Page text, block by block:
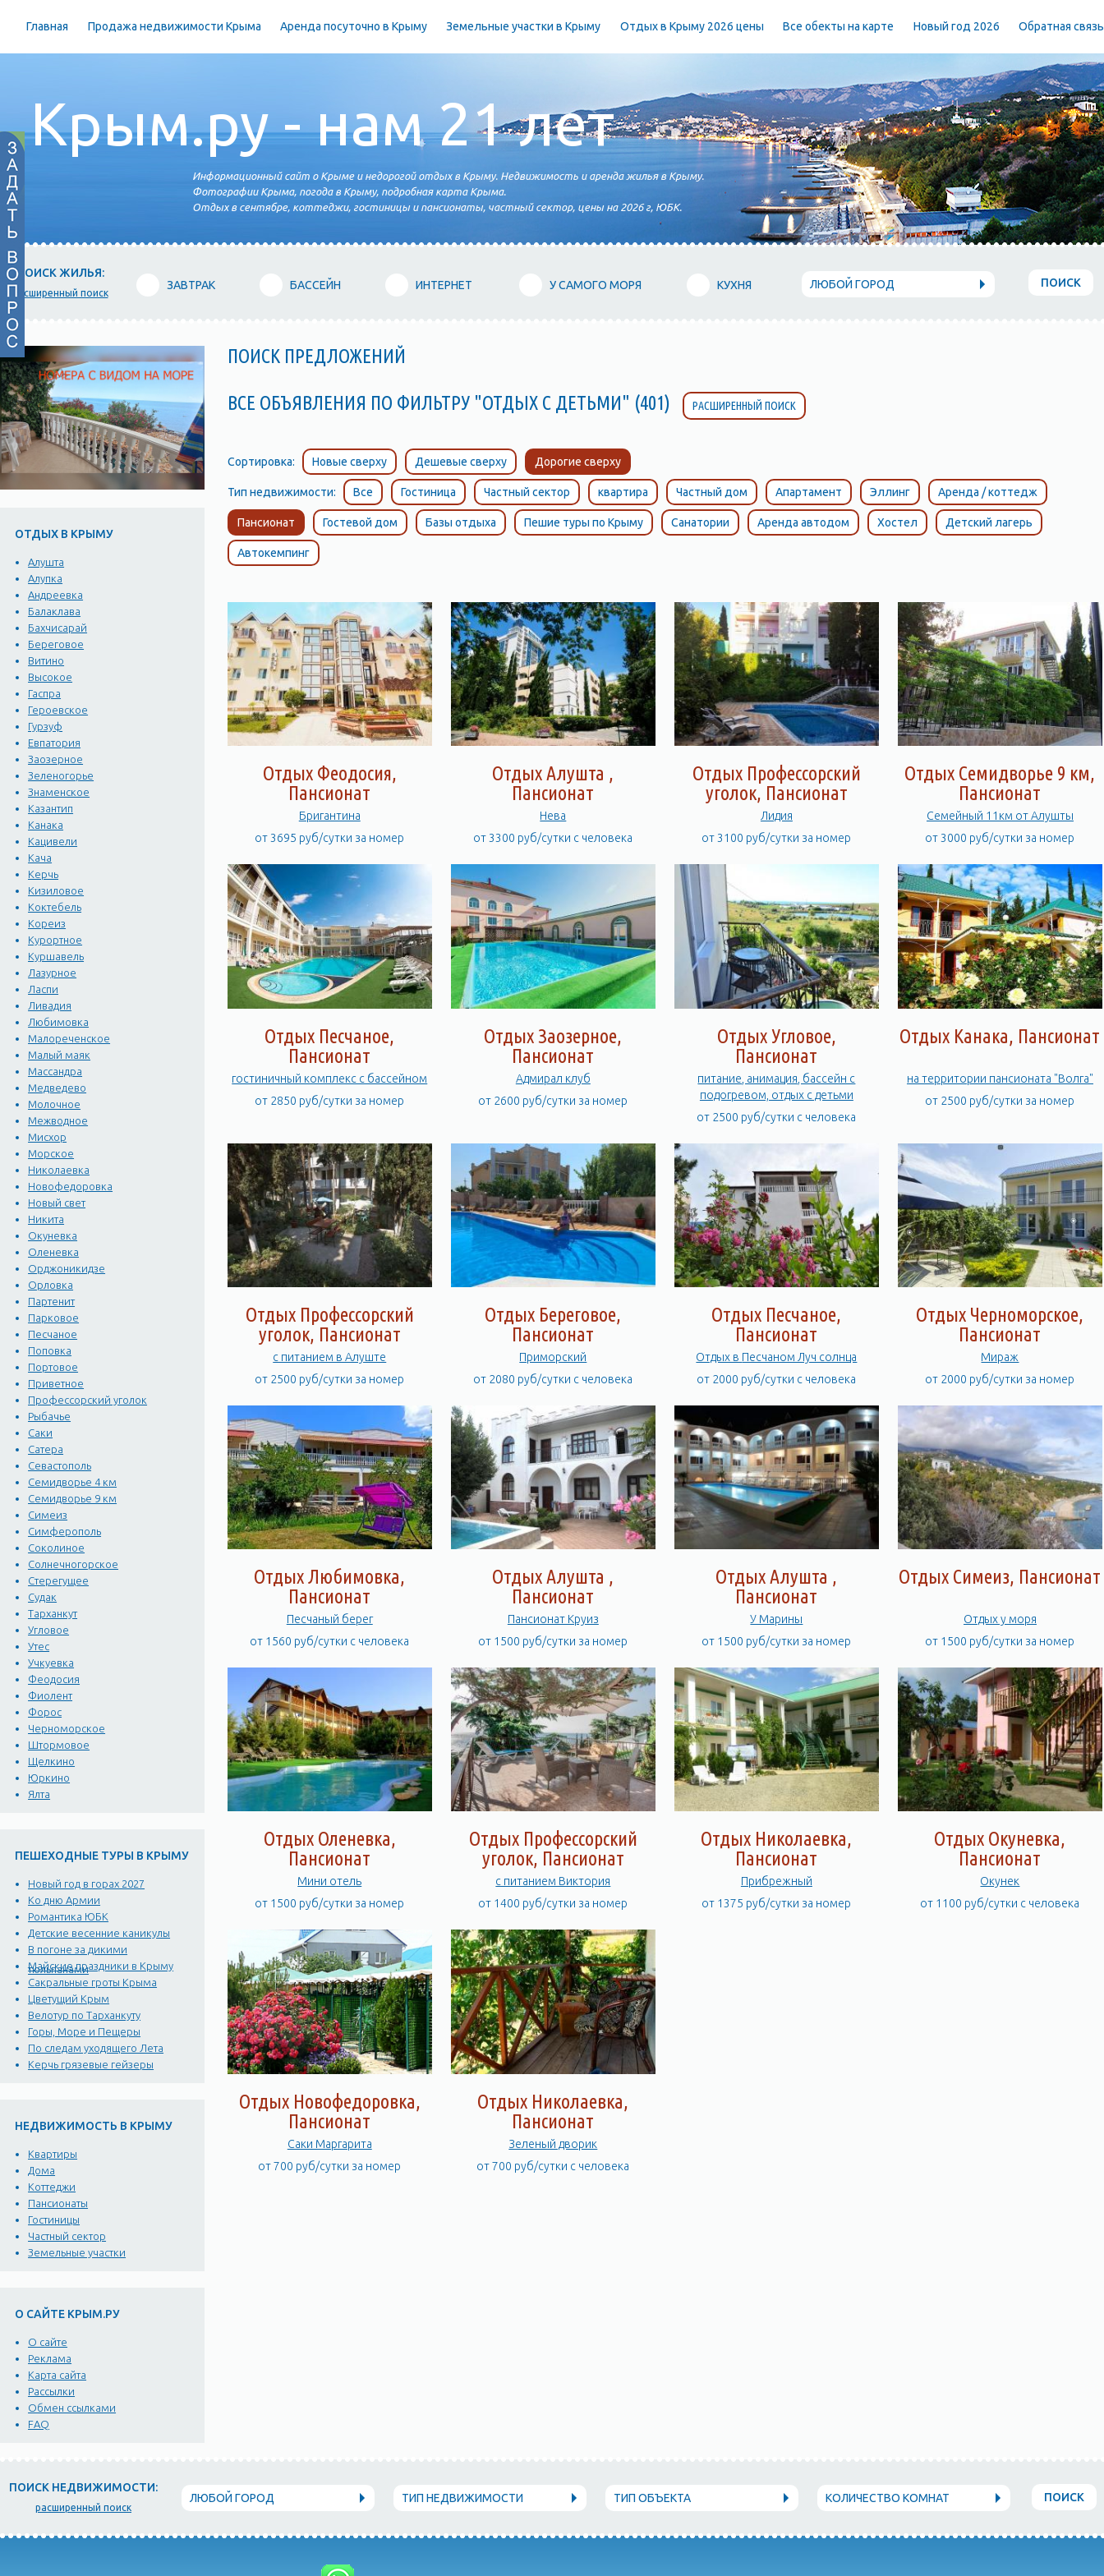
Главная Продажа недвижимости Крыма Аренда посуточно в Крыму Земельные участки в Крыму Отдых в Крыму 2026 цены Все обекты на карте Новый год 2026 Обратная связь
Крым.ру - нам 21 лет
Информационный сайт о Крыме и недорогой отдых в Крыму. Недвижимость и аренда жилья в Крыму.
Фотографии Крыма, погода в Крыму, подробная карта Крыма.
Отдых в сентябре, коттеджи, гостиницы и пансионаты, частный сектор, цены на 2026 г, ЮБК.
ПОИСК ЖИЛЬЯ:
расширенный поиск
ЗАВТРАК БАССЕЙН ИНТЕРНЕТ У САМОГО МОРЯ КУХНЯ ЛЮБОЙ ГОРОД ПОИСК
ОТДЫХ В КРЫМУ
Алушта
Алупка
Андреевка
Балаклава
Бахчисарай
Береговое
Витино
Высокое
Гаспра
Героевское
Гурзуф
Евпатория
Заозерное
Зеленогорье
Знаменское
Казантип
Канака
Кацивели
Кача
Керчь
Кизиловое
Коктебель
Кореиз
Курортное
Куршавель
Лазурное
Ласпи
Ливадия
Любимовка
Малореченское
Малый маяк
Массандра
Медведево
Молочное
Межводное
Мисхор
Морское
Николаевка
Новофедоровка
Новый свет
Никита
Окуневка
Оленевка
Орджоникидзе
Орловка
Партенит
Парковое
Песчаное
Поповка
Портовое
Приветное
Профессорский уголок
Рыбачье
Саки
Сатера
Севастополь
Семидворье 4 км
Семидворье 9 км
Симеиз
Симферополь
Соколиное
Солнечногорское
Стерегущее
Судак
Тарханкут
Угловое
Утес
Учкуевка
Феодосия
Фиолент
Форос
Черноморское
Штормовое
Щелкино
Юркино
Ялта
ПЕШЕХОДНЫЕ ТУРЫ В КРЫМУ
Новый год в горах 2027
Ко дню Армии
Романтика ЮБК
Детские весенние каникулы
В погоне за дикими
тюльпанами
Майские праздники в Крыму
Сакральные гроты Крыма
Цветущий Крым
Велотур по Тарханкуту
Горы, Море и Пещеры
По следам уходящего Лета
Керчь грязевые гейзеры
НЕДВИЖИМОСТЬ В КРЫМУ
Квартиры
Дома
Коттеджи
Пансионаты
Гостиницы
Частный сектор
Земельные участки
О САЙТЕ КРЫМ.РУ
О сайте
Реклама
Карта сайта
Рассылки
Обмен ссылками
FAQ
ПОИСК ПРЕДЛОЖЕНИЙ
ВСЕ ОБЪЯВЛЕНИЯ ПО ФИЛЬТРУ "ОТДЫХ С ДЕТЬМИ" (401) РАСШИРЕННЫЙ ПОИСК
Сортировка: Новые сверху Дешевые сверху Дорогие сверху
Тип недвижимости: Все Гостиница Частный сектор квартира Частный дом Апартамент Эллинг Аренда / коттедж
Пансионат Гостевой дом Базы отдыха Пешие туры по Крыму Санатории Аренда автодом Хостел Детский лагерь
Автокемпинг
Отдых Феодосия,
Пансионат
Бригантина
от 3695 руб/сутки за номер
Отдых Алушта ,
Пансионат
Нева
от 3300 руб/сутки с человека
Отдых Профессорский
уголок, Пансионат
Лидия
от 3100 руб/сутки за номер
Отдых Семидворье 9 км,
Пансионат
Семейный 11км от Алушты
от 3000 руб/сутки за номер
Отдых Песчаное,
Пансионат
гостиничный комплекс с бассейном
от 2850 руб/сутки за номер
Отдых Заозерное,
Пансионат
Адмирал клуб
от 2600 руб/сутки за номер
Отдых Угловое,
Пансионат
питание, анимация, бассейн с
подогревом, отдых с детьми
от 2500 руб/сутки с человека
Отдых Канака, Пансионат
на территории пансионата "Волга"
от 2500 руб/сутки за номер
Отдых Профессорский
уголок, Пансионат
с питанием в Алуште
от 2500 руб/сутки за номер
Отдых Береговое,
Пансионат
Приморский
от 2080 руб/сутки с человека
Отдых Песчаное,
Пансионат
Отдых в Песчаном Луч солнца
от 2000 руб/сутки с человека
Отдых Черноморское,
Пансионат
Мираж
от 2000 руб/сутки за номер
Отдых Любимовка,
Пансионат
Песчаный берег
от 1560 руб/сутки с человека
Отдых Алушта ,
Пансионат
Пансионат Круиз
от 1500 руб/сутки за номер
Отдых Алушта ,
Пансионат
У Марины
от 1500 руб/сутки за номер
Отдых Симеиз, Пансионат
Отдых у моря
от 1500 руб/сутки за номер
Отдых Оленевка,
Пансионат
Мини отель
от 1500 руб/сутки за номер
Отдых Профессорский
уголок, Пансионат
с питанием Виктория
от 1400 руб/сутки за номер
Отдых Николаевка,
Пансионат
Прибрежный
от 1375 руб/сутки за номер
Отдых Окуневка,
Пансионат
Окунек
от 1100 руб/сутки с человека
Отдых Новофедоровка,
Пансионат
Саки Mаргарита
от 700 руб/сутки за номер
Отдых Николаевка,
Пансионат
Зеленый дворик
от 700 руб/сутки с человека
ПОИСК НЕДВИЖИМОСТИ:
расширенный поиск
ЛЮБОЙ ГОРОД ТИП НЕДВИЖИМОСТИ ТИП ОБЪЕКТА КОЛИЧЕСТВО КОМНАТ ПОИСК